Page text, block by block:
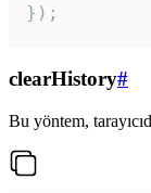
});
clearHistory#
Bu yöntem,